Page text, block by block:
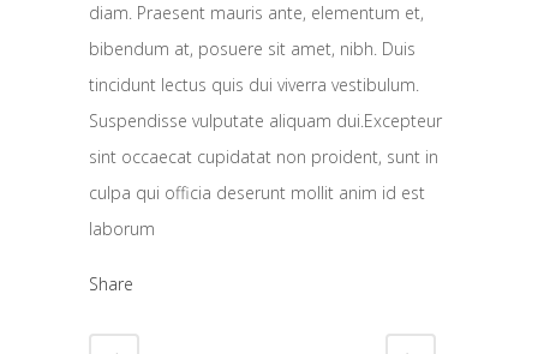
diam. Praesent mauris ante, elementum et,
bibendum at, posuere sit amet, nibh. Duis
tincidunt lectus quis dui viverra vestibulum.
Suspendisse vulputate aliquam dui.Excepteur
sint occaecat cupidatat non proident, sunt in
culpa qui officia deserunt mollit anim id est
laborum
Share